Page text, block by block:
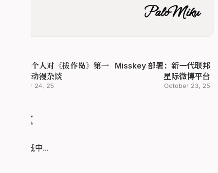
PaloMiku
迟来的个人对《拔作岛》第一
部游戏动漫杂谈
October 24, 25
Misskey 部署：新一代联邦
星际微博平台
October 23, 25
评论区
评论加载中...